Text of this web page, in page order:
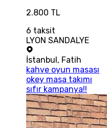
2.800 TL
6 taksit
LYON SANDALYE
İstanbul, Fatih
kahve oyun masası
okey masa takımı
sıfır kampanya!!